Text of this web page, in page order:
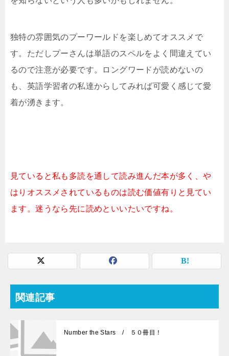
独特の雰囲気のプーワールドを楽しめてオススメで
す。ただしプーさんは単語のスペルをよく間違えてい
るので注意が必要です。ロングワードが読めないの
も、英語学習者の私達からしてみれば可愛く感じて愛
着が湧きます。
見ていると私も多読を通して読み進んだ本が多く、や
はりオススメされているものは読む価値有りと見てい
ます。迷うなら先に読めといいたいですね。
関連記事
Number the Stars / ５０冊目！